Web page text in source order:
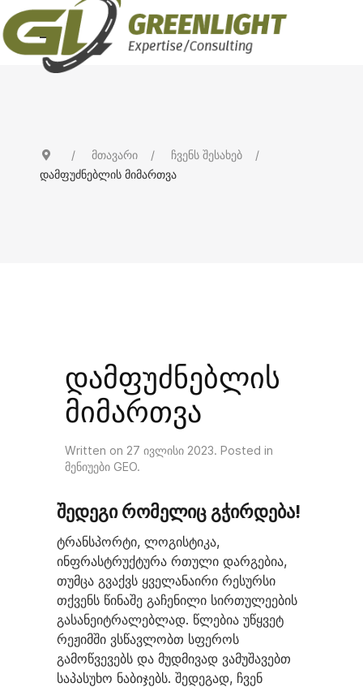
მთავარი
ჩვენს შესახებ
დამფუძნებლის მიმართვა
დამფუძნებლის
მიმართვა
Written on 27 ივლისი 2023. Posted in
მენიუები GEO.
შედეგი რომელიც გჭირდება!
ტრანსპორტი, ლოგისტიკა,
ინფრასტრუქტურა რთული დარგებია,
თუმცა გვაქვს ყველანაირი რესურსი
თქვენს წინაშე გაჩენილი სირთულეების
გასანეიტრალებლად. წლებია უწყვეტ
რეჟიმში ვსწავლობთ სფეროს
გამოწვევებს და მუდმივად ვამუშავებთ
საპასუხო ნაბიჯებს. შედეგად, ჩვენ